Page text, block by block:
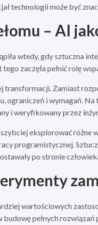
technologii może być
– AI
wtedy, gdy sztuczna
tego zaczęła pełnić rolę
transformacji. Zamiast
ograniczeń i wymagań.
i weryfikowany przez
eksplorować
programistycznej.
po stronie
wartościowych
budowę pełnych